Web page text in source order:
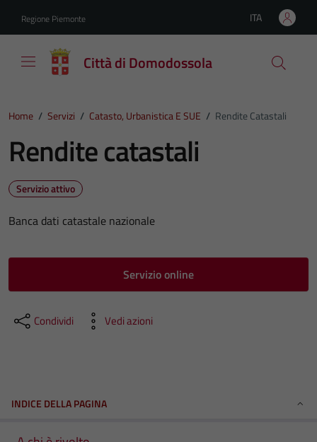
Regione Piemonte Lingua attiva:
ITA
Città di Domodossola
Home / Servizi / Catasto, Urbanistica E SUE / Rendite Catastali
Rendite catastali
Servizio attivo
Banca dati catastale nazionale
Servizio online
Condividi Vedi azioni
INDICE DELLA PAGINA